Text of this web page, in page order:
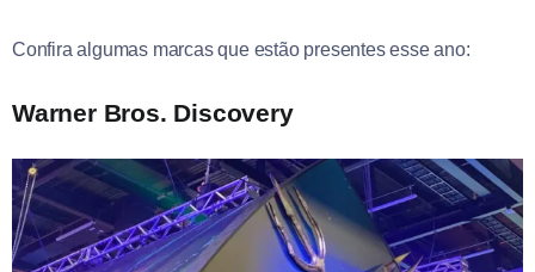
Confira algumas marcas que estão presentes esse ano:
Warner Bros. Discovery